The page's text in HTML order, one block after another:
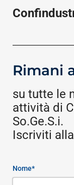
Rimani
su tutte le
attività di
So.Ge.S.i.
Iscriviti
Nome*